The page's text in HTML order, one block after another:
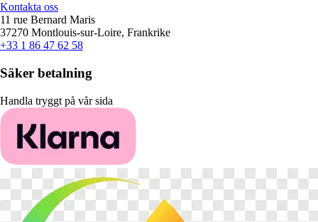
Kontakta oss
11 rue Bernard Maris
37270 Montlouis-sur-Loire, Frankrike
+33 1 86 47 62 58
Säker betalning
Handla tryggt på vår sida